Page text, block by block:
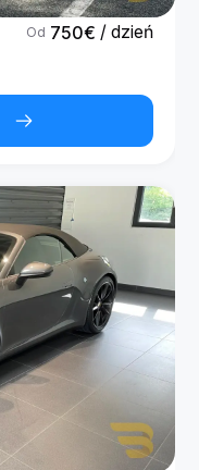
Od 750€ / dzień